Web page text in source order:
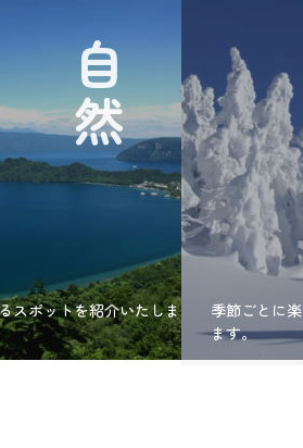
自然
スポットを紹介いたしま
季節ごとに
ます。